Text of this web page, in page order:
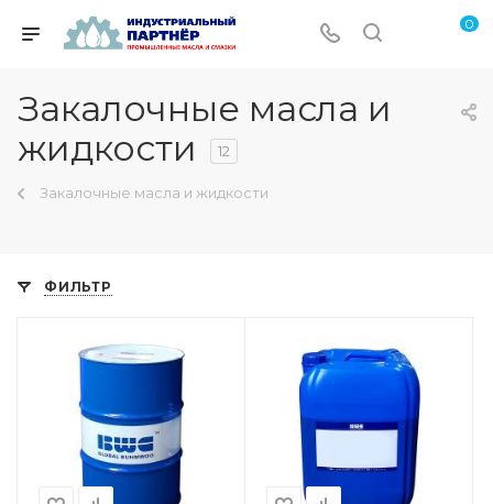
0
Закалочные масла и
жидкости
12
Закалочные масла и жидкости
ФИЛЬТР